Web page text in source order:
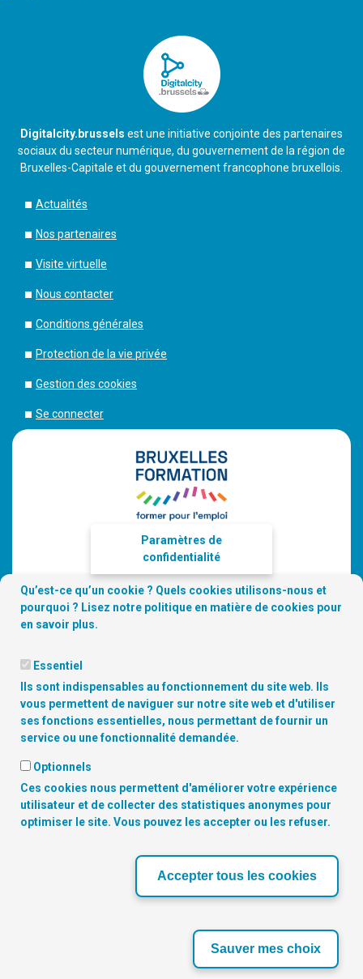
Digitalcity.brussels est une initiative conjointe des partenaires
sociaux du secteur numérique, du gouvernement de la région de
Bruxelles-Capitale et du gouvernement francophone bruxellois.
Actualités
Nos partenaires
Visite virtuelle
Nous contacter
Conditions générales
Protection de la vie privée
Gestion des cookies
Se connecter
Copyright© 2026 Digitalcity.brussels | Trouvez-nous sur les
réseaux sociaux:
NOS PARTENAIRES
Paramètres de
confidentialité
Qu’est-ce qu’un cookie ? Quels cookies utilisons-nous et
pourquoi ? Lisez notre politique en matière de cookies pour
en savoir plus.
Essentiel
Ils sont indispensables au fonctionnement du site web. Ils
vous permettent de naviguer sur notre site web et d'utiliser
ses fonctions essentielles, nous permettant de fournir un
service ou une fonctionnalité demandée.
Optionnels
Ces cookies nous permettent d'améliorer votre expérience
utilisateur et de collecter des statistiques anonymes pour
optimiser le site. Vous pouvez les accepter ou les refuser.
Accepter tous les cookies
Sauver mes choix